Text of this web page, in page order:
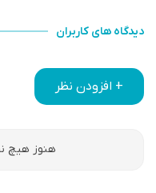
دیدگاه های کاربران
+ افزودن نظر
هنوز هیچ